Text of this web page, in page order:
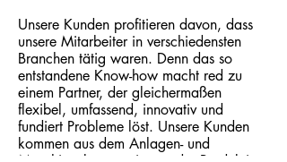
Unsere Kunden profitieren davon, dass
unsere Mitarbeiter in verschiedensten
Branchen tätig waren. Denn das so
entstandene Know-how macht red zu
einem Partner, der gleichermaßen
flexibel, umfassend, innovativ und
fundiert Probleme löst. Unsere Kunden
kommen aus dem Anlagen- und